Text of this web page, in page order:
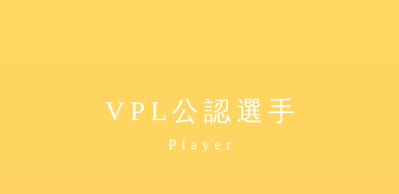
VPL公認選手